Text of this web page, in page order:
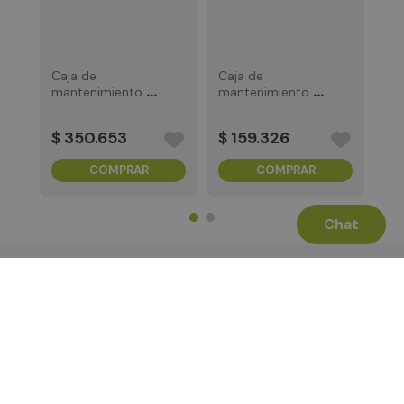
Chat
Caja de
mantenimiento de
$ 350.653
COMPRAR
Caja de
mantenimiento de
$ 159.326
COMPRAR